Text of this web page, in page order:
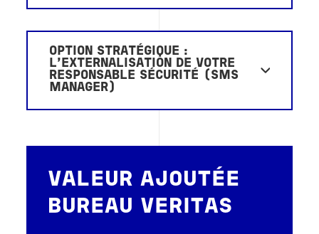
OPTION STRATÉGIQUE :
L'EXTERNALISATION DE VOTRE
RESPONSABLE SÉCURITÉ (SMS
MANAGER)
VALEUR AJOUTÉE
BUREAU VERITAS